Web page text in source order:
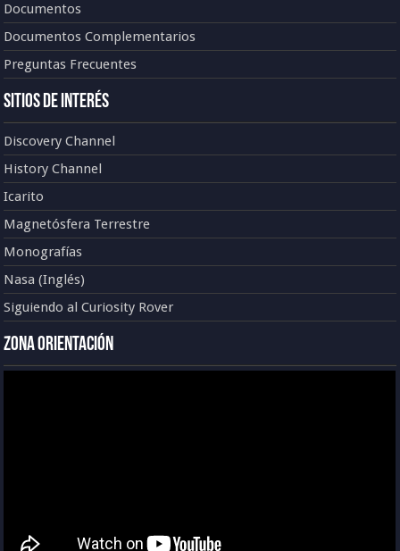
Documentos
Documentos Complementarios
Preguntas Frecuentes
Sitios de Interés
Discovery Channel
History Channel
Icarito
Magnetósfera Terrestre
Monografías
Nasa (Inglés)
Siguiendo al Curiosity Rover
Zona Orientación